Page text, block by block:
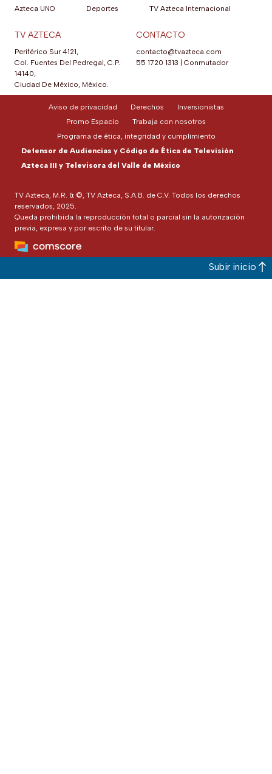
Azteca UNO
Deportes
TV Azteca Internacional
TV AZTECA
Periférico Sur 4121,
Col. Fuentes Del Pedregal, C.P.
14140,
Ciudad De México, México.
CONTACTO
contacto@tvazteca.com
55 1720 1313
Conmutador
TV Azteca, M.R. & ©, TV Azteca, S.A.B. de C.V. Todos los derechos
reservados, 2025.
Queda prohibida la reproducción total o parcial sin la autorización
previa, expresa y por escrito de su titular.
Aviso de privacidad Derechos
Inversionistas
Promo Espacio
Trabaja con nosotros
Programa de ética, integridad y cumplimiento
Defensor de Audiencias y Código de Ética de Televisión
Azteca III y Televisora del Valle de México
Subir inicio